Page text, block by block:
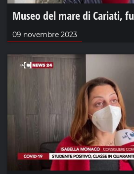
Museo del mare di Cariati,
09 novembre 2023